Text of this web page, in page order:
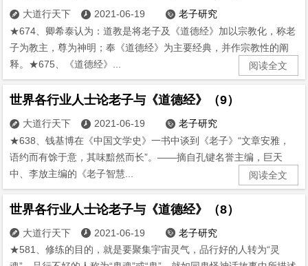
 大道行天下  2021-06-19  老子研究
★674、卿希泰认为：道教是将老子及《道德经》加以宗教化，称老
子为教主，尊为神明；奉《道德经》为主要经典，并作宗教性的阐
释。★675、《道德经》...
阅读全文
世界各行业人士论老子与《道德经》（9）
 大道行天下  2021-06-19  老子研究
★638、钱基博在《中国文学史》一书中谈到《老子》“文章安雅，
语约而有馀于意，其味黯然而长”。——摘自孔键名誉主编，巨天
中、李放主编的《老子智慧...
阅读全文
世界各行业人士论老子与《道德经》（8）
 大道行天下  2021-06-19  老子研究
★581、修练的目的，就是要聚集宇宙灵气，品行好的人转为“灵